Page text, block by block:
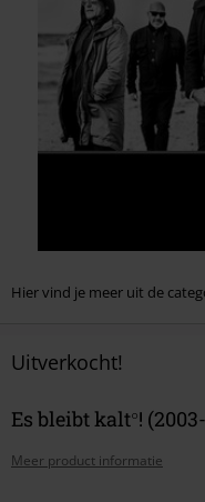
Hier vind je meer uit de
Uitverkocht!
Es bleibt kalt°!
Meer product informatie